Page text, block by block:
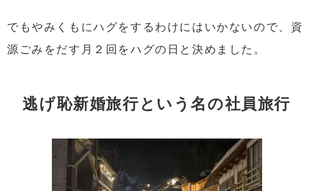
でもやみくもにハグをするわけにはいかないので、資
源ごみをだす月２回をハグの日と決めました。
逃げ恥新婚旅行という名の社員旅行